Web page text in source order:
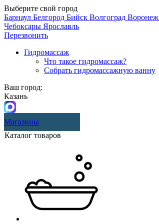
Выберите свой город
Барнаул Белгород Бийск Волгоград Воронеж
Чебоксары Ярославль
Перезвонить
Гидромассаж
Что такое гидромассаж?
Собрать гидромассажную ванну
Ваш город:
Казань
Магазины
Каталог товаров